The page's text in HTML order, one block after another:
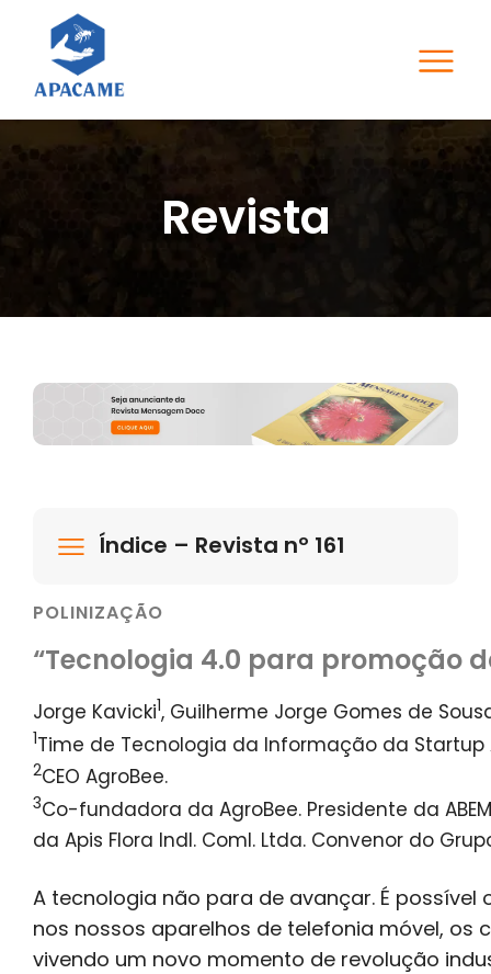
Revista
Índice – Revista nº 161
POLINIZAÇÃO
“Tecnologia 4.0 para promoção
Jorge Kavicki1, Guilherme Jorge Gomes de
1Time de Tecnologia da Informação da Startup
2CEO AgroBee.
3Co-fundadora da AgroBee. Presidente da
da Apis Flora Indl. Coml. Ltda. Convenor do
A tecnologia não para de avançar. É
nos nossos aparelhos de telefonia móvel, os
vivendo um novo momento de revolução